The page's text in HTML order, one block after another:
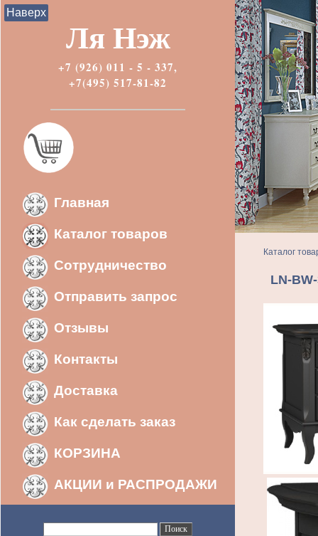
Ля Нэж
+7 (926) 011 - 5 - 337,
+7(495) 517-81-82
Главная
Каталог товаров
Сотрудничество
Отправить запрос
Отзывы
Контакты
Доставка
Как сделать заказ
КОРЗИНА
АКЦИИ и РАСПРОДАЖИ
Каталог
LN-
Наверх